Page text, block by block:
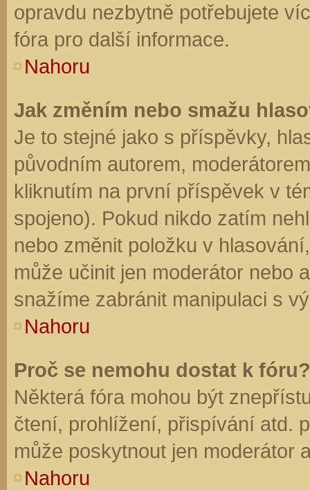
opravdu nezbytně potřebujete
fóra pro další informace.
Nahoru
Jak změním nebo smažu
Je to stejné jako s příspěvky,
původním autorem,
kliknutím na první příspěvek v
spojeno). Pokud nikdo zatím
nebo změnit položku v
může učinit jen moderátor nebo
snažíme zabránit manipulaci s
Nahoru
Proč se nemohu dostat k fóru?
Některá fóra mohou být
čtení, prohlížení, přispívání atd.
může poskytnout jen moderátor
Nahoru